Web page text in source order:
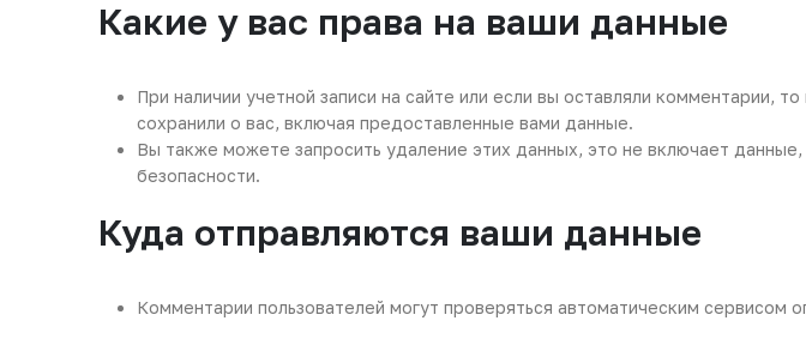
Какие у вас права на ваши данные
При наличии учетной записи на сайте или если вы оставляли комментарии,
сохранили о вас, включая предоставленные вами данные.
Вы также можете запросить удаление этих данных, это не включает
безопасности.
Куда отправляются ваши данные
Комментарии пользователей могут проверяться автоматическим сервисом